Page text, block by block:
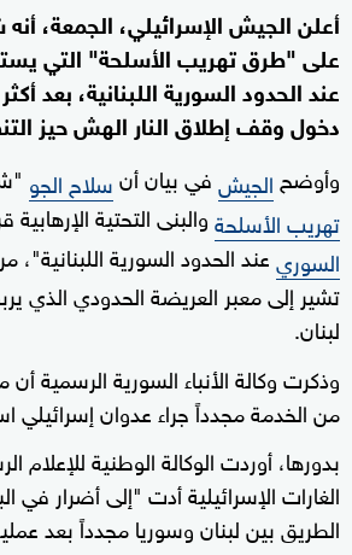
أعلن الجيش الإسرائيلي، الجمعة،
على "طرق تهريب الأسلحة" التي
عند الحدود السورية اللبنانية، بعد
دخول وقف إطلاق النار الهش حيز
وأوضح الجيشفي بيان أنسلاح الجو
تهريب الأسلحةوالبنى التحتية
السوريعند الحدود السورية اللبنانية"،
تشير إلى معبر العريضة الحدودي الذي
لبنان.
وذكرت وكالة الأنباء السورية الرسمية
من الخدمة مجدداً جراء عدوان إسرائيلي
بدورها، أوردت الوكالة الوطنية للإعلام
الغارات الإسرائيلية أدت "إلى أضرار في
الطريق بين لبنان وسوريا مجدداً بعد